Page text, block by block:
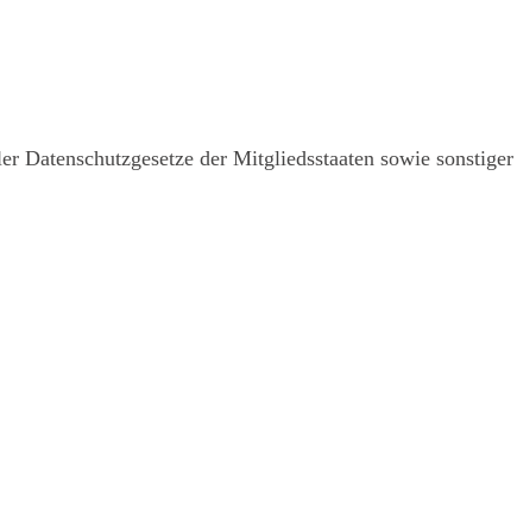
der Mitgliedsstaaten sowie